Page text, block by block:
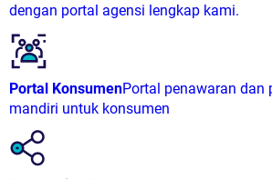
dengan portal agensi lengkap kami.
Portal KonsumenPortal penawaran dan
mandiri untuk konsumen